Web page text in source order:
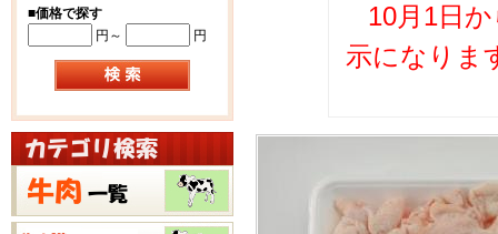
■価格で探す
円～
円
10月1日
示になりま